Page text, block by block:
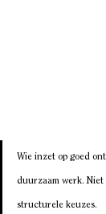
Wie inzet op goed
duurzaam werk.
structurele keuzes.